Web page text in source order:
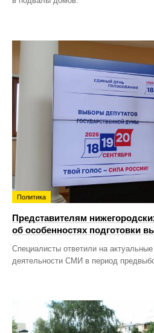
Политика
Представителям
об особенностях подготовки
Специалисты ответили на
деятельности СМИ в период